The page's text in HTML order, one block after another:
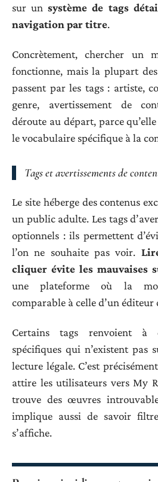
sur unsystème de tags
navigation par titre.
Concrètement, chercher un
fonctionne, mais la plupart
passent par les tags : artiste,
genre, avertissement de
déroute au départ, parce
le vocabulaire spécifique à la
Tags et avertissements de
Le site héberge des contenus
un public adulte. Les tags
optionnels : ils permettent
l’on ne souhaite pas voir.
cliquer évite les mauvaises
une plateforme où la
comparable à celle d’un
Certains tags renvoient à
spécifiques qui n’existent pas
lecture légale. C’est
attire les utilisateurs vers My
trouve des œuvres
implique aussi de savoir
s’affiche.